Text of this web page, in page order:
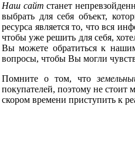
Наш сайт станет
выбрать для себя объект,
ресурса является то, что вся
чтобы уже решить для себя,
Вы можете обратиться к
вопросы, чтобы Вы могли
Помните о том, что
покупателей, поэтому не стоит
скором времени приступить к